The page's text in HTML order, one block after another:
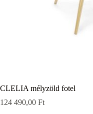
CLELIA mélyzöld fotel
124 490,00 Ft